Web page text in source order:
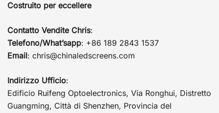
Costruito per eccellere
Contatto Vendite Chris:
Telefono/What’sapp: +86 189 2843 1537
Email: chris@chinaledscreens.com
Indirizzo Ufficio:
Edificio Ruifeng Optoelectronics, Via Ronghui, Distretto
Guangming, Città di Shenzhen, Provincia del